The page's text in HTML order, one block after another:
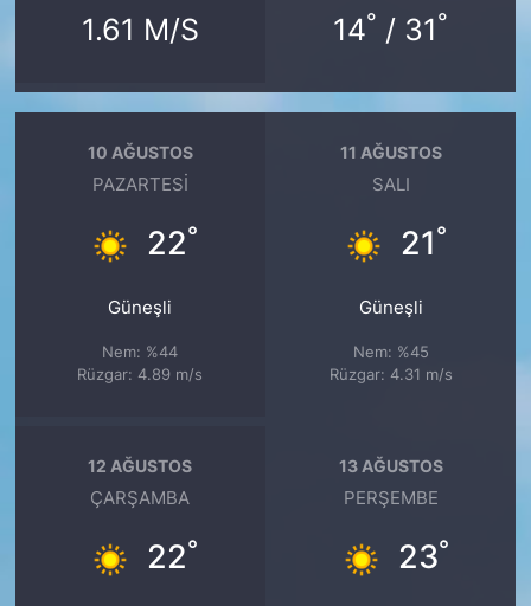
1.61 M/S 14° / 31°
10 AĞUSTOS
PAZARTESI
22°
Güneşli
Nem: %44
Rüzgar: 4.89 m/s
11 AĞUSTOS
SALI
21°
Güneşli
Nem: %45
Rüzgar: 4.31 m/s
12 AĞUSTOS
ÇARŞAMBA
22°
13 AĞUSTOS
PERŞEMBE
23°